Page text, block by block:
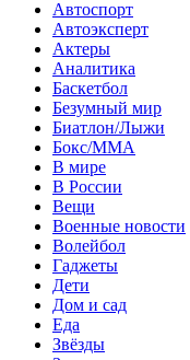
Автоспорт
Автоэксперт
Актеры
Аналитика
Баскетбол
Безумный мир
Биатлон/Лыжи
Бокс/MMA
В мире
В России
Вещи
Военные новости
Волейбол
Гаджеты
Дети
Дом и сад
Еда
Звёзды